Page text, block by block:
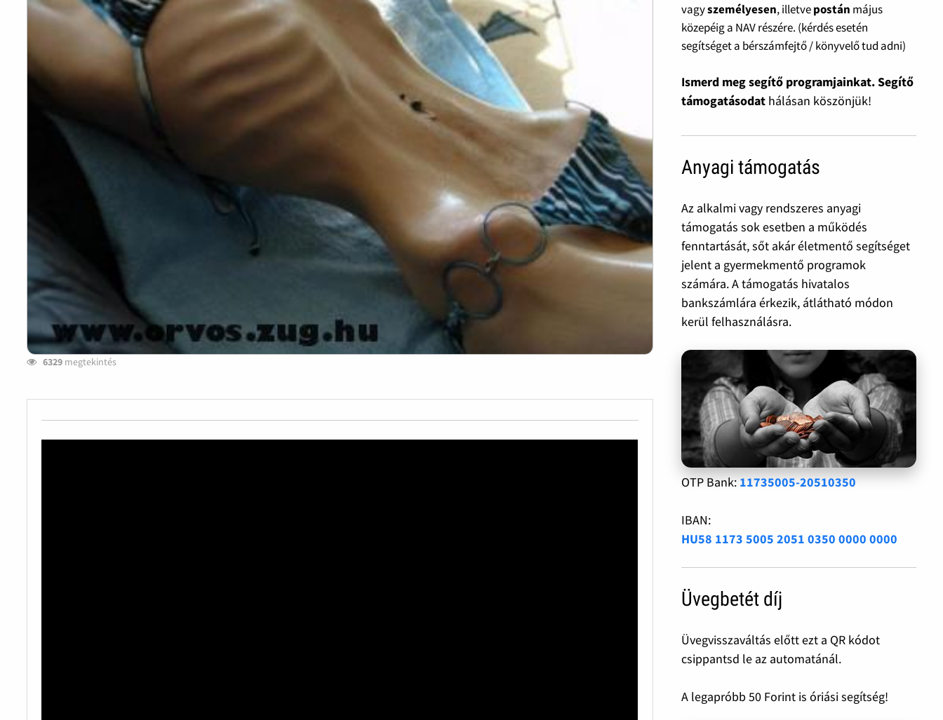
6329 megtekintés
vagyszemélyesen, illetvepostán május
közepéig a NAV részére. (kérdés esetén
segítséget a bérszámfejtő / könyvelő tud adni)
Ismerd meg segítő programjainkat. Segítő
támogatásodat hálásan köszönjük!
Anyagi támogatás
Az alkalmi vagy rendszeres anyagi
támogatás sok esetben a működés
fenntartását, sőt akár életmentő segítséget
jelent a gyermekmentő programok
számára. A támogatás hivatalos
bankszámlára érkezik, átlátható módon
kerül felhasználásra.
OTP Bank: 11735005-20510350
IBAN:
HU58 1173 5005 2051 0350 0000 0000
Üvegbetét díj
Üvegvisszaváltás előtt ezt a QR kódot
csippantsd le az automatánál.
A legapróbb 50 Forint is óriási segítség!